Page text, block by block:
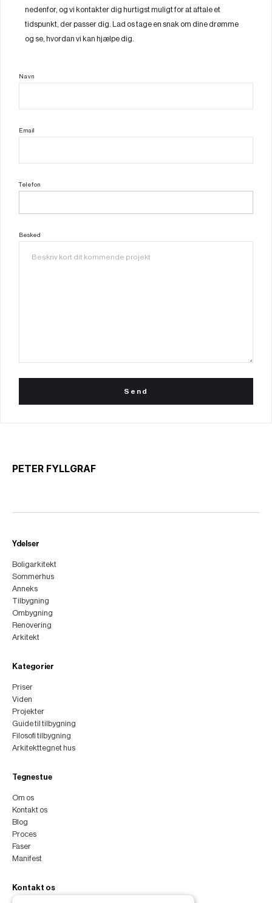
nedenfor, og vi kontakter dig hurtigst muligt for at aftale et
tidspunkt, der passer dig. Lad os tage en snak om dine drømme
og se, hvordan vi kan hjælpe dig.
Navn
Email
Telefon
Besked
PETER FYLLGRAF
Ydelser
Boligarkitekt
Sommerhus
Anneks
Tilbygning
Ombygning
Renovering
Arkitekt
Kategorier
Priser
Viden
Projekter
Guide til tilbygning
Filosofi tilbygning
Arkitekttegnet hus
Tegnestue
Om os
Kontakt os
Blog
Proces
Faser
Manifest
Kontakt os